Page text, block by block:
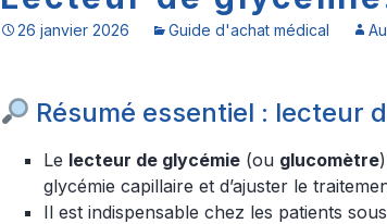
26 janvier 2026 Guide d'achat médical
Résumé essentiel : lecteur
Le lecteur de glycémie (ou glucomètre
glycémie capillaire et d’ajuster le
Il est indispensable chez les patients